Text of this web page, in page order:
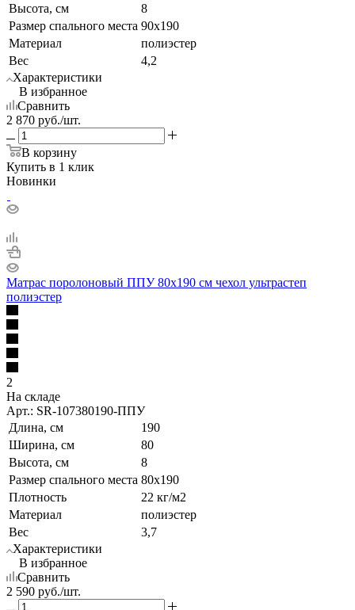
Высота, см
8
Размер спального места 90x190
Материал
полиэстер
Вес
4,2
Характеристики
В избранное
Сравнить
2 870 руб./шт.
В корзину
Купить в 1 клик
Новинки
Матрас поролоновый ППУ 80х190 см чехол ультрастеп
полиэстер
2
На складе
Арт.: SR-107380190-ППУ
Длина, см
190
Ширина, см
80
Высота, см
8
Размер спального места 80x190
Плотность
22 кг/м2
Материал
полиэстер
Вес
3,7
Характеристики
В избранное
Сравнить
2 590 руб./шт.